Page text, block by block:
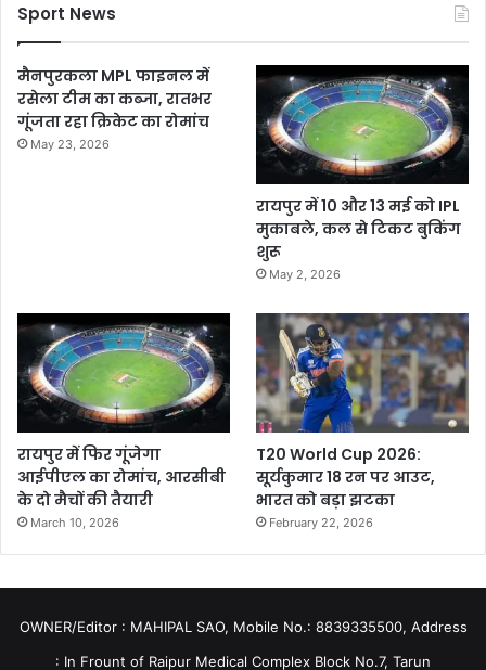
Sport News
मैनपुरकला MPL फाइनल में
रसेला टीम का कब्जा, रातभर
गूंजता रहा क्रिकेट का रोमांच
May 23, 2026
रायपुर में 10 और 13 मई को IPL
मुकाबले, कल से टिकट बुकिंग
शुरू
May 2, 2026
रायपुर में फिर गूंजेगा
आईपीएल का रोमांच, आरसीबी
के दो मैचों की तैयारी
March 10, 2026
T20 World Cup 2026:
सूर्यकुमार 18 रन पर आउट,
भारत को बड़ा झटका
February 22, 2026
OWNER/Editor : MAHIPAL SAO, Mobile No.: 8839335500, Address
: In Frount of Raipur Medical Complex Block No.7, Tarun